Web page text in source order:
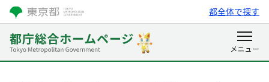
都全体で探す